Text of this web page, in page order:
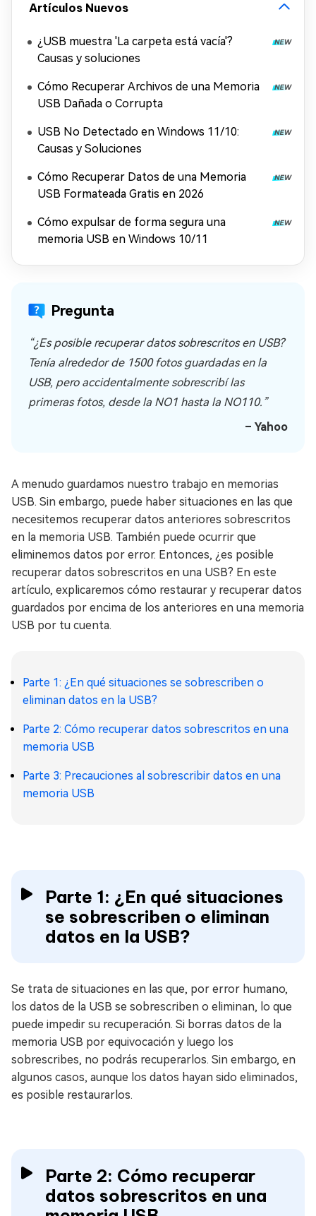
Artículos Nuevos
¿USB muestra 'La carpeta está vacía'?
Causas y soluciones
Cómo Recuperar Archivos de una Memoria
USB Dañada o Corrupta
USB No Detectado en Windows 11/10:
Causas y Soluciones
Cómo Recuperar Datos de una Memoria
USB Formateada Gratis en 2026
Cómo expulsar de forma segura una
memoria USB en Windows 10/11
Pregunta
“¿Es posible recuperar datos sobrescritos en USB?
Tenía alrededor de 1500 fotos guardadas en la
USB, pero accidentalmente sobrescribí las
primeras fotos, desde la NO1 hasta la NO110.”
– Yahoo
A menudo guardamos nuestro trabajo en memorias
USB. Sin embargo, puede haber situaciones en las que
necesitemos recuperar datos anteriores sobrescritos
en la memoria USB. También puede ocurrir que
eliminemos datos por error. Entonces, ¿es posible
recuperar datos sobrescritos en una USB? En este
artículo, explicaremos cómo restaurar y recuperar datos
guardados por encima de los anteriores en una memoria
USB por tu cuenta.
Parte 1: ¿En qué situaciones se sobrescriben o
eliminan datos en la USB?
Parte 2: Cómo recuperar datos sobrescritos en una
memoria USB
Parte 3: Precauciones al sobrescribir datos en una
memoria USB
Parte 1: ¿En qué situaciones
se sobrescriben o eliminan
datos en la USB?
Se trata de situaciones en las que, por error humano,
los datos de la USB se sobrescriben o eliminan, lo que
puede impedir su recuperación. Si borras datos de la
memoria USB por equivocación y luego los
sobrescribes, no podrás recuperarlos. Sin embargo, en
algunos casos, aunque los datos hayan sido eliminados,
es posible restaurarlos.
Parte 2: Cómo recuperar
datos sobrescritos en una